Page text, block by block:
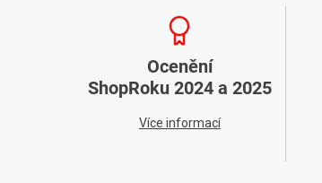
r
Ocenění
ShopRoku 2024 a 2025
Více informací